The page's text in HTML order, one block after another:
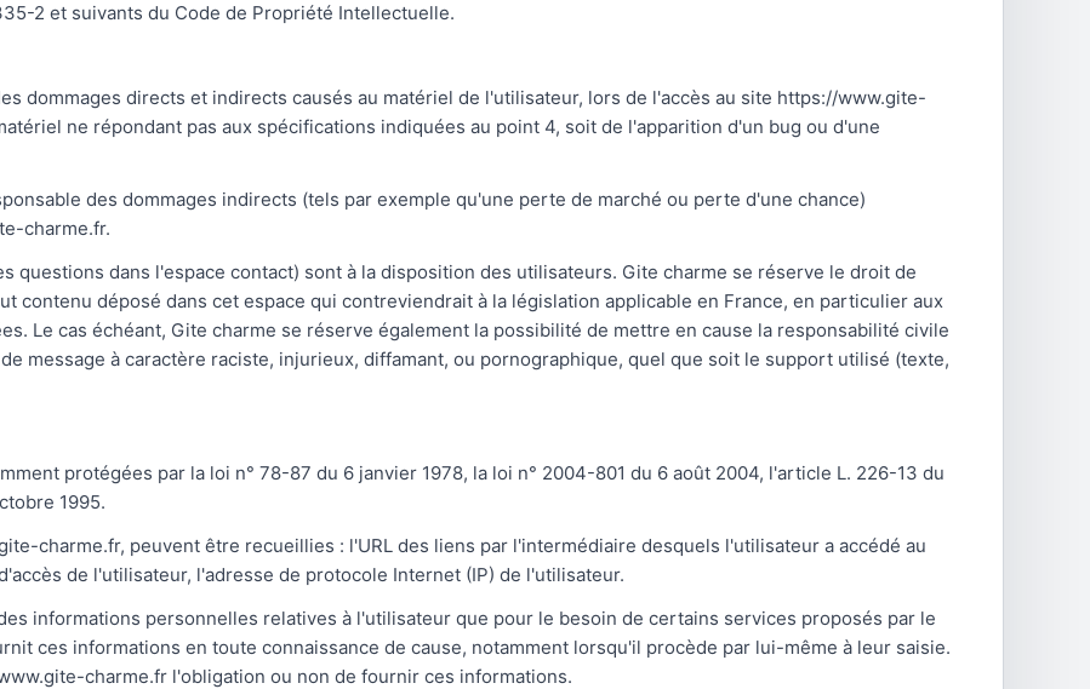
2 et suivants du Code de Propriété Intellectuelle.
dommages directs et indirects causés au matériel de l'utilisateur, lors de l'accès au site https://www.gite-
ne répondant pas aux spécifications indiquées au point 4, soit de l'apparition d'un bug ou d'une
des dommages indirects (tels par exemple qu'une perte de marché ou perte d'une chance)
charme.fr.
questions dans l'espace contact) sont à la disposition des utilisateurs. Gite charme se réserve le droit de
contenu déposé dans cet espace qui contreviendrait à la législation applicable en France, en particulier aux
Le cas échéant, Gite charme se réserve également la possibilité de mettre en cause la responsabilité civile
message à caractère raciste, injurieux, diffamant, ou pornographique, quel que soit le support utilisé (texte,
protégées par la loi n° 78-87 du 6 janvier 1978, la loi n° 2004-801 du 6 août 2004, l'article L. 226-13 du
1995.
charme.fr, peuvent être recueillies : l'URL des liens par l'intermédiaire desquels l'utilisateur a accédé au
de l'utilisateur, l'adresse de protocole Internet (IP) de l'utilisateur.
informations personnelles relatives à l'utilisateur que pour le besoin de certains services proposés par le
ces informations en toute connaissance de cause, notamment lorsqu'il procède par lui-même à leur saisie.
charme.fr l'obligation ou non de fournir ces informations.